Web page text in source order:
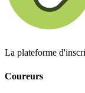
La plateforme
Coureurs